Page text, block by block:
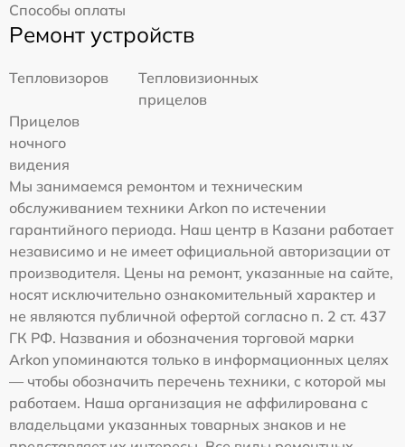
Способы оплаты
Ремонт устройств
Тепловизоров
Тепловизионных
прицелов
Прицелов
ночного
видения
Мы занимаемся ремонтом и техническим
обслуживанием техники Arkon по истечении
гарантийного периода. Наш центр в Казани работает
независимо и не имеет официальной авторизации от
производителя. Цены на ремонт, указанные на сайте,
носят исключительно ознакомительный характер и
не являются публичной офертой согласно п. 2 ст. 437
ГК РФ. Названия и обозначения торговой марки
Arkon упоминаются только в информационных целях
— чтобы обозначить перечень техники, с которой мы
работаем. Наша организация не аффилирована с
владельцами указанных товарных знаков и не